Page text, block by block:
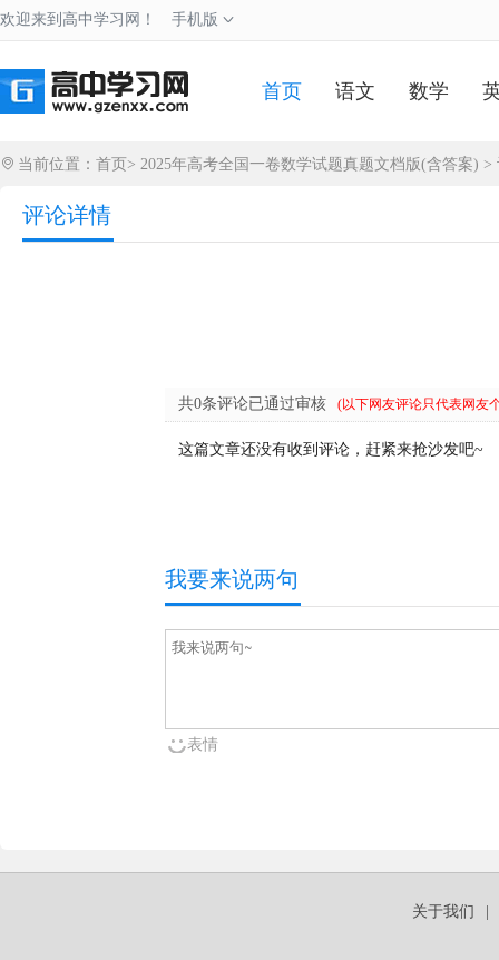
欢迎来到高中学习网！ 手机版
首页 语文 数学
当前位置： 首页 > 2025年高考全国一卷数学试题真题文档版(含答案) >
评论详情
共0条评论已通过审核 (以下网友评论只代表网友
这篇文章还没有收到评论，赶紧来抢沙发吧~
我要来说两句
表情
关于我们